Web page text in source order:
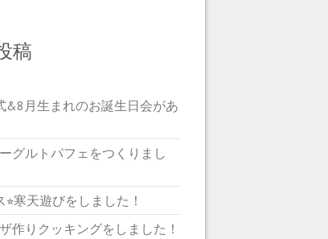
稿
&8月生まれのお誕生日会があ
グルトパフェをつくりまし
寒天遊びをしました！
作りクッキングをしました！